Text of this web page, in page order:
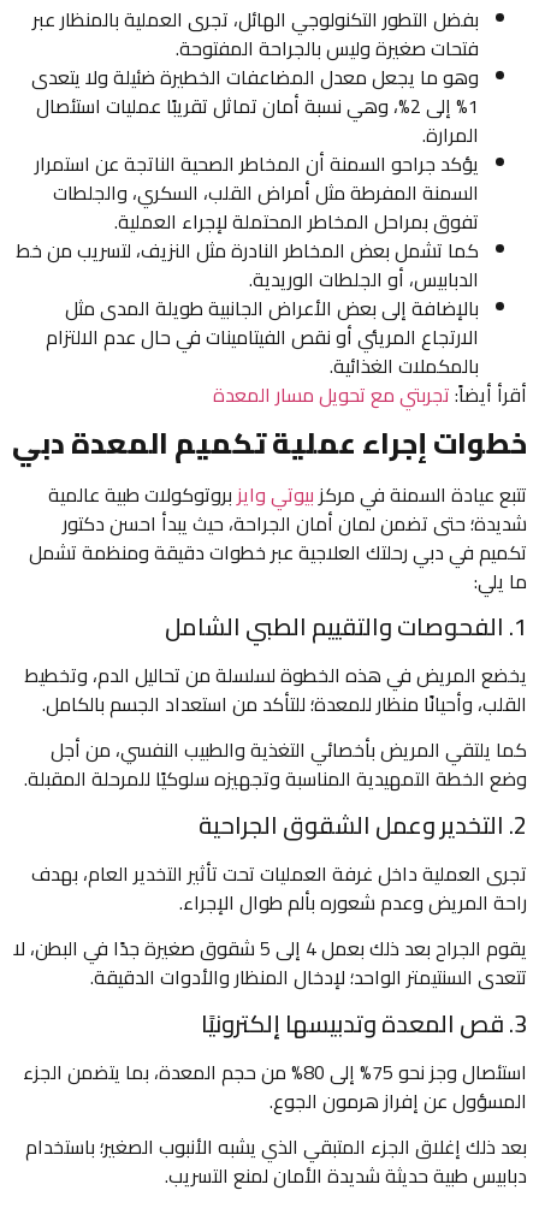
بفضل التطور التكنولوجي الهائل، تجرى العملية بالمنظار عبر
فتحات صغيرة وليس بالجراحة المفتوحة.
وهو ما يجعل معدل المضاعفات الخطيرة ضئيلة ولا يتعدى
1% إلى 2%، وهي نسبة أمان تماثل تقريبًا عمليات استئصال
المرارة.
يؤكد جراحو السمنة أن المخاطر الصحية الناتجة عن استمرار
السمنة المفرطة مثل أمراض القلب، السكري، والجلطات
تفوق بمراحل المخاطر المحتملة لإجراء العملية.
كما تشمل بعض المخاطر النادرة مثل النزيف، لتسريب من خط
الدبابيس، أو الجلطات الوريدية.
بالإضافة إلى بعض الأعراض الجانبية طويلة المدى مثل
الارتجاع المريئي أو نقص الفيتامينات في حال عدم الالتزام
بالمكملات الغذائية.
أقرأ أيضاً:تجربتي مع تحويل مسار المعدة
خطوات إجراء عملية تكميم المعدة دبي
تتبع عيادة السمنة في مركز بيوتي وايز بروتوكولات طبية عالمية
شديدة؛ حتى تضمن لمان أمان الجراحة، حيث يبدأ احسن دكتور
تكميم في دبي رحلتك العلاجية عبر خطوات دقيقة ومنظمة تشمل
ما يلي:
1. الفحوصات والتقييم الطبي الشامل
يخضع المريض في هذه الخطوة لسلسلة من تحاليل الدم، وتخطيط
القلب، وأحيانًا منظار للمعدة؛ للتأكد من استعداد الجسم بالكامل.
كما يلتقي المريض بأخصائي التغذية والطبيب النفسي، من أجل
وضع الخطة التمهيدية المناسبة وتجهيزه سلوكيًا للمرحلة المقبلة.
2. التخدير وعمل الشقوق الجراحية
تجرى العملية داخل غرفة العمليات تحت تأثير التخدير العام، بهدف
راحة المريض وعدم شعوره بألم طوال الإجراء.
يقوم الجراح بعد ذلك بعمل 4 إلى 5 شقوق صغيرة جدًا في البطن، لا
تتعدى السنتيمتر الواحد؛ لإدخال المنظار والأدوات الدقيقة.
3. قص المعدة وتدبيسها إلكترونيًا
استئصال وجز نحو 75% إلى 80% من حجم المعدة، بما يتضمن الجزء
المسؤول عن إفراز هرمون الجوع.
بعد ذلك إغلاق الجزء المتبقي الذي يشبه الأنبوب الصغير؛ باستخدام
دبابيس طبية حديثة شديدة الأمان لمنع التسريب.